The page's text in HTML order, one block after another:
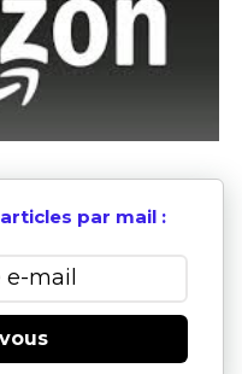
par mail :